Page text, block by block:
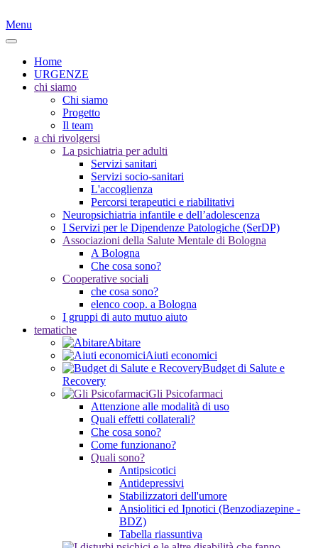
Menu
Home
URGENZE
chi siamo
Chi siamo
Progetto
Il team
a chi rivolgersi
La psichiatria per adulti
Servizi sanitari
Servizi socio-sanitari
L'accoglienza
Percorsi terapeutici e riabilitativi
Neuropsichiatria infantile e dell’adolescenza
I Servizi per le Dipendenze Patologiche (SerDP)
Associazioni della Salute Mentale di Bologna
A Bologna
Che cosa sono?
Cooperative sociali
che cosa sono?
elenco coop. a Bologna
I gruppi di auto mutuo aiuto
tematiche
Abitare
Aiuti economici
Budget di Salute e
Recovery
Gli Psicofarmaci
Attenzione alle modalità di uso
Quali effetti collaterali?
Che cosa sono?
Come funzionano?
Quali sono?
Antipsicotici
Antidepressivi
Stabilizzatori dell'umore
Ansiolitici ed Ipnotici (Benzodiazepine -
BDZ)
Tabella riassuntiva